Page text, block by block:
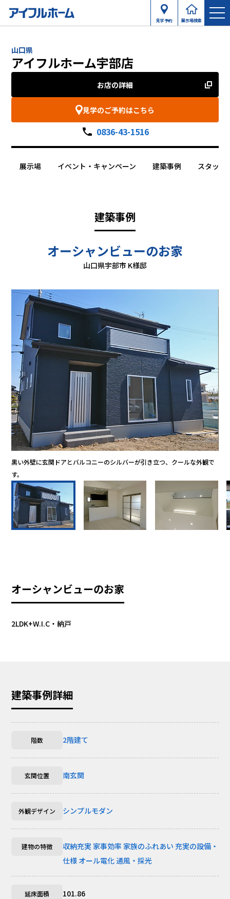
見学予約 展示場検索
山口県
アイフルホーム宇部店
お店の詳細
見学のご予約はこちら
0836-43-1516
展示場 イベント・キャンペーン 建築事例 スタッフ
建築事例
オーシャンビューのお家
山口県宇部市 K様邸
黒い外壁に玄関ドアとバルコニーのシルバーが引き立つ、クールな外観で
す。
オーシャンビューのお家
2LDK+W.I.C・納戸
建築事例詳細
階数 2階建て
玄関位置 南玄関
外観デザイン シンプルモダン
建物の特徴 収納充実 家事効率 家族のふれあい 充実の設備・
仕様 オール電化 通風・採光
延床面積 101.86